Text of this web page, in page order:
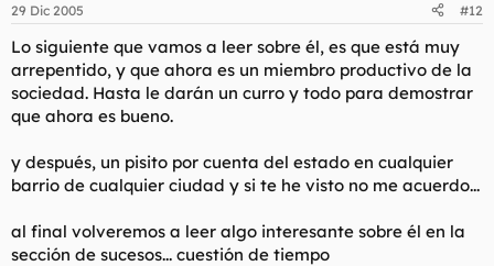
29 Dic 2005 #12
Lo siguiente que vamos a leer sobre él, es que está muy
arrepentido, y que ahora es un miembro productivo de la
sociedad. Hasta le darán un curro y todo para demostrar
que ahora es bueno.
y después, un pisito por cuenta del estado en cualquier
barrio de cualquier ciudad y si te he visto no me acuerdo...
al final volveremos a leer algo interesante sobre él en la
sección de sucesos... cuestión de tiempo